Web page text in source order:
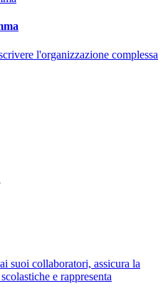
l'organizzazione complessa
suoi collaboratori, assicura la
e rappresenta